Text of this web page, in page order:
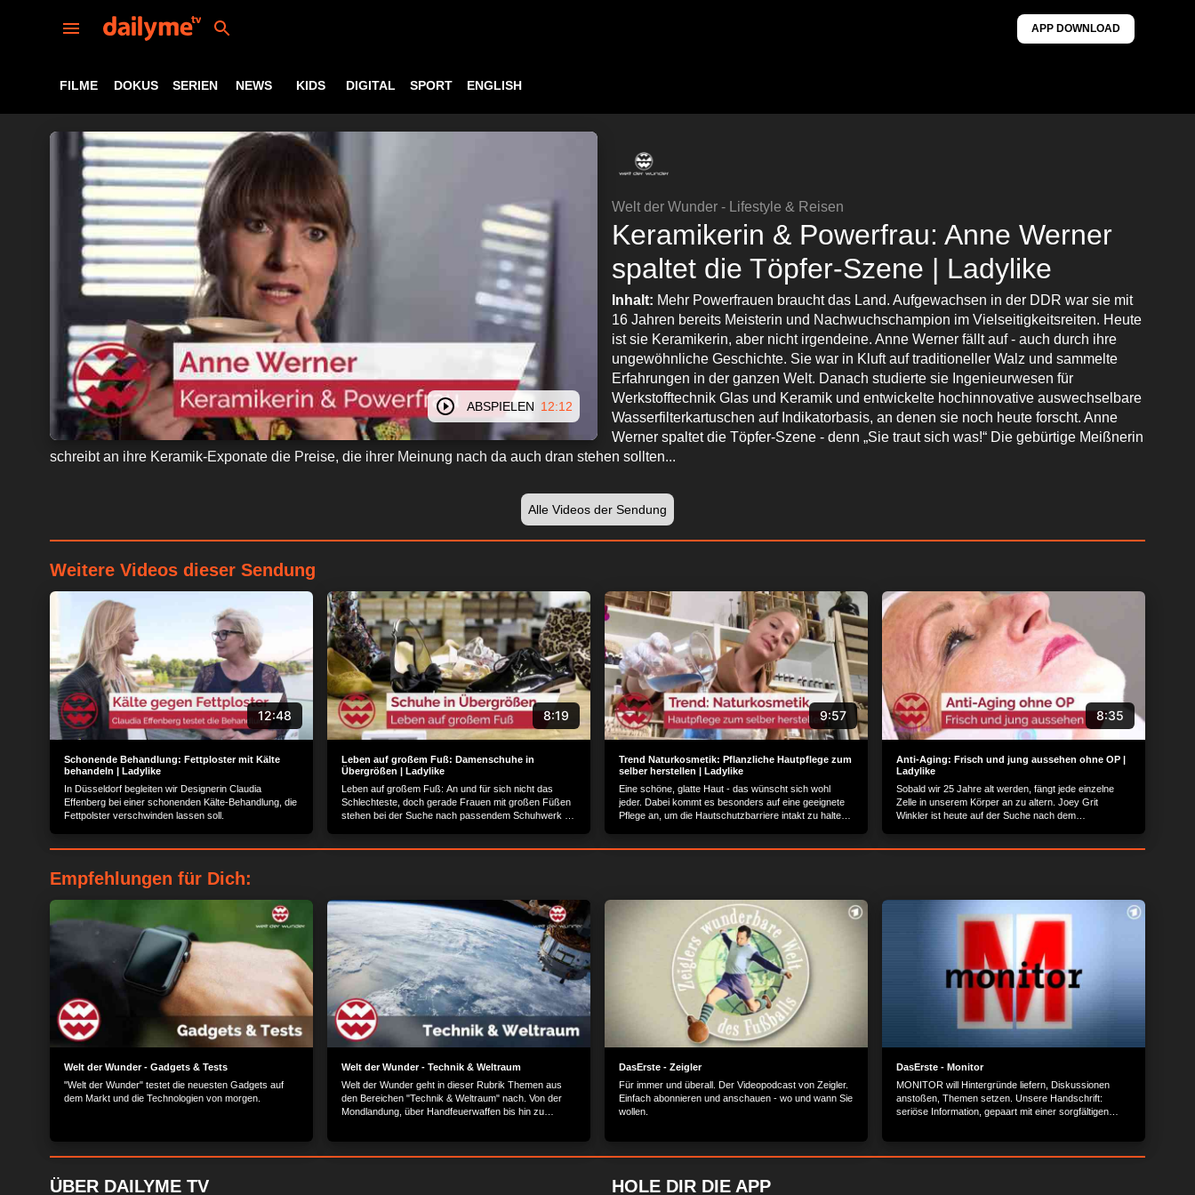
APP DOWNLOAD
FILME DOKUS SERIEN NEWS KIDS DIGITAL SPORT ENGLISH
ABSPIELEN 12:12
Welt der Wunder - Lifestyle & Reisen
Keramikerin & Powerfrau: Anne Werner
spaltet die Töpfer-Szene | Ladylike
Inhalt: Mehr Powerfrauen braucht das Land. Aufgewachsen in der DDR war sie mit
16 Jahren bereits Meisterin und Nachwuchschampion im Vielseitigkeitsreiten. Heute
ist sie Keramikerin, aber nicht irgendeine. Anne Werner fällt auf - auch durch ihre
ungewöhnliche Geschichte. Sie war in Kluft auf traditioneller Walz und sammelte
Erfahrungen in der ganzen Welt. Danach studierte sie Ingenieurwesen für
Werkstofftechnik Glas und Keramik und entwickelte hochinnovative auswechselbare
Wasserfilterkartuschen auf Indikatorbasis, an denen sie noch heute forscht. Anne
Werner spaltet die Töpfer-Szene - denn „Sie traut sich was!“ Die gebürtige Meißnerin
schreibt an ihre Keramik-Exponate die Preise, die ihrer Meinung nach da auch dran stehen sollten...
Alle Videos der Sendung
Weitere Videos dieser Sendung
12:48
Schonende Behandlung: Fettploster mit Kälte
behandeln | Ladylike
In Düsseldorf begleiten wir Designerin Claudia
Effenberg bei einer schonenden Kälte-Behandlung, die
Fettpolster verschwinden lassen soll.
8:19
Leben auf großem Fuß: Damenschuhe in
Übergrößen | Ladylike
Leben auf großem Fuß: An und für sich nicht das
Schlechteste, doch gerade Frauen mit großen Füßen
stehen bei der Suche nach passendem Schuhwerk oft
9:57
Trend Naturkosmetik: Pflanzliche Hautpflege zum
selber herstellen | Ladylike
Eine schöne, glatte Haut - das wünscht sich wohl
jeder. Dabei kommt es besonders auf eine geeignete
Pflege an, um die Hautschutzbarriere intakt zu halten.
8:35
Anti-Aging: Frisch und jung aussehen ohne OP |
Ladylike
Sobald wir 25 Jahre alt werden, fängt jede einzelne
Zelle in unserem Körper an zu altern. Joey Grit
Winkler ist heute auf der Suche nach dem
Empfehlungen für Dich:
Welt der Wunder - Gadgets & Tests
"Welt der Wunder" testet die neuesten Gadgets auf
dem Markt und die Technologien von morgen.
Welt der Wunder - Technik & Weltraum
Welt der Wunder geht in dieser Rubrik Themen aus
den Bereichen "Technik & Weltraum" nach. Von der
Mondlandung, über Handfeuerwaffen bis hin zu
DasErste - Zeigler
Für immer und überall. Der Videopodcast von Zeigler.
Einfach abonnieren und anschauen - wo und wann Sie
wollen.
DasErste - Monitor
MONITOR will Hintergründe liefern, Diskussionen
anstoßen, Themen setzen. Unsere Handschrift:
seriöse Information, gepaart mit einer sorgfältigen
ÜBER DAILYME TV HOLE DIR DIE APP